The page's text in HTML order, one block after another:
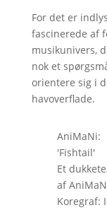
For det er
fascinerede af
musikunivers,
nok et
orientere sig i
havoverflade.
AniMaNi:
'Fishtail'
Et
af
Koregraf: